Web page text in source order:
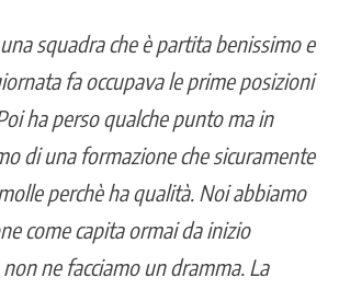
una squadra che è partita benissimo e
fa occupava le prime posizioni
ha perso qualche punto ma in
di una formazione che sicuramente
perchè ha qualità. Noi abbiamo
come capita ormai da inizio
ne facciamo un dramma. La